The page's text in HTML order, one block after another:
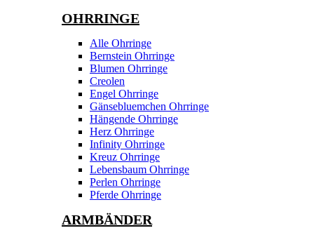
OHRRINGE
Alle Ohrringe
Bernstein Ohrringe
Blumen Ohrringe
Creolen
Engel Ohrringe
Gänsebluemchen Ohrringe
Hängende Ohrringe
Herz Ohrringe
Infinity Ohrringe
Kreuz Ohrringe
Lebensbaum Ohrringe
Perlen Ohrringe
Pferde Ohrringe
ARMBÄNDER